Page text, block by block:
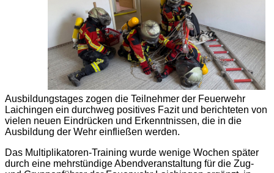
Ausbildungstages zogen die Teilnehmer der Feuerwehr
Laichingen ein durchweg positives Fazit und berichteten von
vielen neuen Eindrücken und Erkenntnissen, die in die
Ausbildung der Wehr einfließen werden.
Das Multiplikatoren-Training wurde wenige Wochen später
durch eine mehrstündige Abendveranstaltung für die Zug-